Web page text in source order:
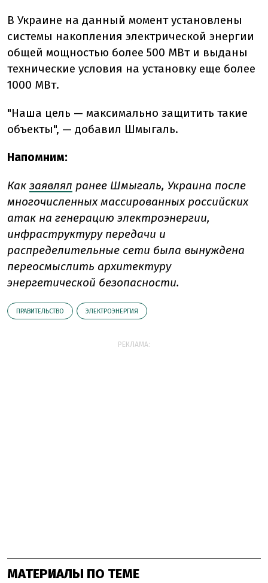
В Украине на данный момент установлены
системы накопления электрической энергии
общей мощностью более 500 МВт и выданы
технические условия на установку еще более
1000 МВт.
"Наша цель — максимально защитить такие
объекты", — добавил Шмыгаль.
Напомним:
Как заявлял ранее Шмыгаль, Украина после
многочисленных массированных российских
атак на генерацию электроэнергии,
инфраструктуру передачи и
распределительные сети была вынуждена
переосмыслить архитектуру
энергетической безопасности.
ПРАВИТЕЛЬСТВО ЭЛЕКТРОЭНЕРГИЯ
РЕКЛАМА:
МАТЕРИАЛЫ ПО ТЕМЕ